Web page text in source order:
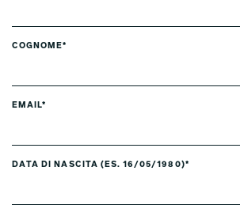
COGNOME*
EMAIL*
DATA DI NASCITA (ES. 16/05/1980)*